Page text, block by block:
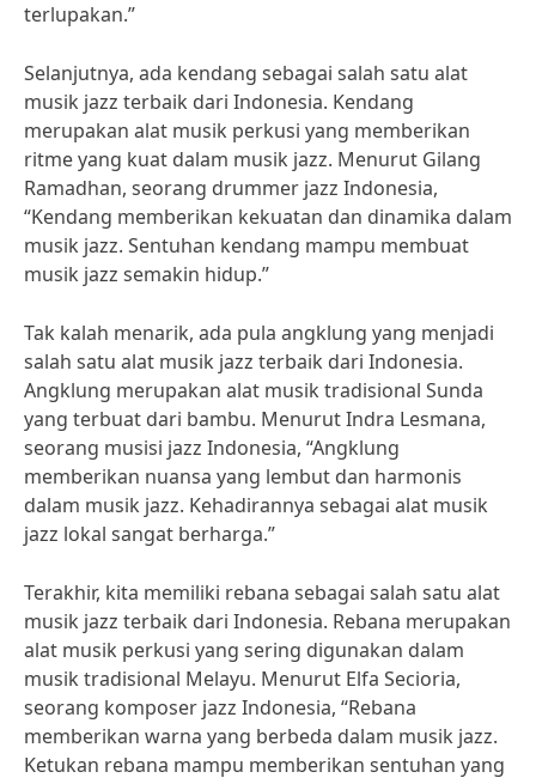
terlupakan.”
Selanjutnya, ada kendang sebagai salah satu alat
musik jazz terbaik dari Indonesia. Kendang
merupakan alat musik perkusi yang memberikan
ritme yang kuat dalam musik jazz. Menurut Gilang
Ramadhan, seorang drummer jazz Indonesia,
“Kendang memberikan kekuatan dan dinamika dalam
musik jazz. Sentuhan kendang mampu membuat
musik jazz semakin hidup.”
Tak kalah menarik, ada pula angklung yang menjadi
salah satu alat musik jazz terbaik dari Indonesia.
Angklung merupakan alat musik tradisional Sunda
yang terbuat dari bambu. Menurut Indra Lesmana,
seorang musisi jazz Indonesia, “Angklung
memberikan nuansa yang lembut dan harmonis
dalam musik jazz. Kehadirannya sebagai alat musik
jazz lokal sangat berharga.”
Terakhir, kita memiliki rebana sebagai salah satu alat
musik jazz terbaik dari Indonesia. Rebana merupakan
alat musik perkusi yang sering digunakan dalam
musik tradisional Melayu. Menurut Elfa Secioria,
seorang komposer jazz Indonesia, “Rebana
memberikan warna yang berbeda dalam musik jazz.
Ketukan rebana mampu memberikan sentuhan yang